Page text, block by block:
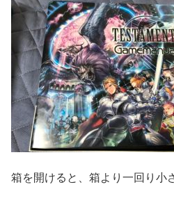
箱を開けると、箱より一回り小